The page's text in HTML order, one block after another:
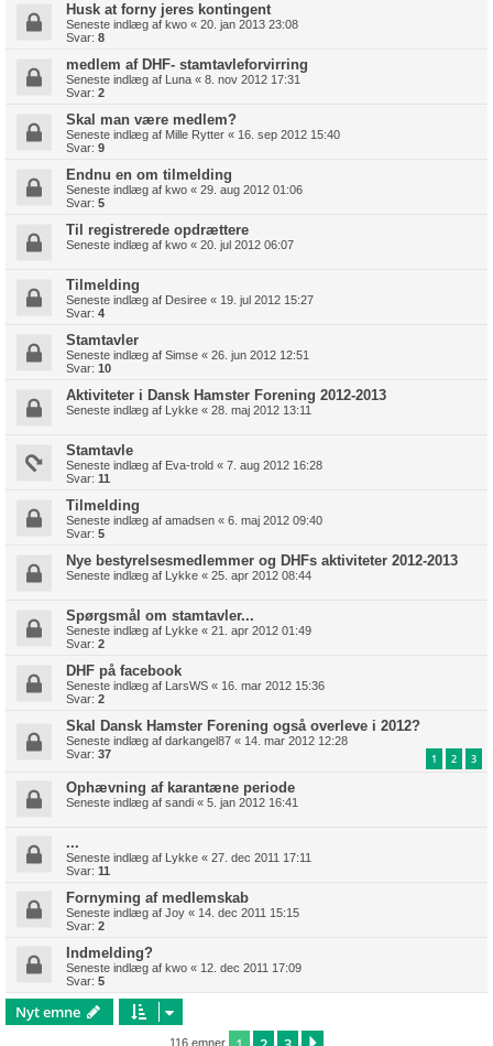
Husk at forny jeres kontingent
Seneste indlæg af kwo « 20. jan 2013 23:08
Svar: 8
medlem af DHF- stamtavleforvirring
Seneste indlæg af Luna « 8. nov 2012 17:31
Svar: 2
Skal man være medlem?
Seneste indlæg af Mille Rytter « 16. sep 2012 15:40
Svar: 9
Endnu en om tilmelding
Seneste indlæg af kwo « 29. aug 2012 01:06
Svar: 5
Til registrerede opdrættere
Seneste indlæg af kwo « 20. jul 2012 06:07
Tilmelding
Seneste indlæg af Desiree « 19. jul 2012 15:27
Svar: 4
Stamtavler
Seneste indlæg af Simse « 26. jun 2012 12:51
Svar: 10
Aktiviteter i Dansk Hamster Forening 2012-2013
Seneste indlæg af Lykke « 28. maj 2012 13:11
Stamtavle
Seneste indlæg af Eva-trold « 7. aug 2012 16:28
Svar: 11
Tilmelding
Seneste indlæg af amadsen « 6. maj 2012 09:40
Svar: 5
Nye bestyrelsesmedlemmer og DHFs aktiviteter 2012-2013
Seneste indlæg af Lykke « 25. apr 2012 08:44
Spørgsmål om stamtavler...
Seneste indlæg af Lykke « 21. apr 2012 01:49
Svar: 2
DHF på facebook
Seneste indlæg af LarsWS « 16. mar 2012 15:36
Svar: 2
Skal Dansk Hamster Forening også overleve i 2012?
Seneste indlæg af darkangel87 « 14. mar 2012 12:28
Svar: 37 1 2 3
Ophævning af karantæne periode
Seneste indlæg af sandi « 5. jan 2012 16:41
...
Seneste indlæg af Lykke « 27. dec 2011 17:11
Svar: 11
Fornyming af medlemskab
Seneste indlæg af Joy « 14. dec 2011 15:15
Svar: 2
Indmelding?
Seneste indlæg af kwo « 12. dec 2011 17:09
Svar: 5
Nyt emne
116 emner